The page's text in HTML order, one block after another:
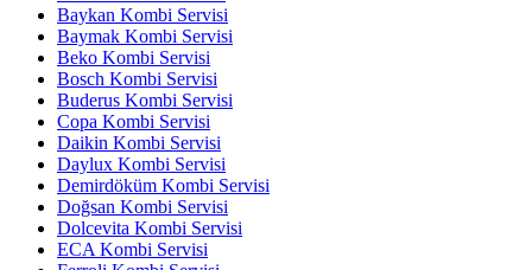
Baykan Kombi Servisi
Baymak Kombi Servisi
Beko Kombi Servisi
Bosch Kombi Servisi
Buderus Kombi Servisi
Copa Kombi Servisi
Daikin Kombi Servisi
Daylux Kombi Servisi
Demirdöküm Kombi Servisi
Doğsan Kombi Servisi
Dolcevita Kombi Servisi
ECA Kombi Servisi